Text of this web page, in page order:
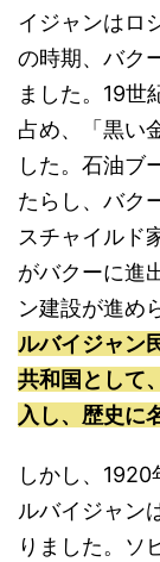
イジャンはロ
の時期、バク
ました。19世
占め、「黒い
した。石油ブ
たらし、バク
スチャイルド
がバクーに進
ン建設が進め
ルバイジャン
共和国として
入し、歴史に
しかし、
ルバイジャン
りました。ソ